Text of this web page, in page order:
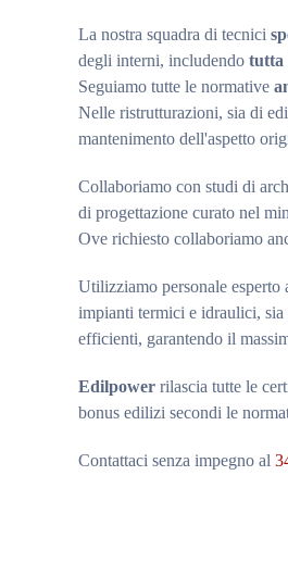
La nostra squadra di tecnici
degli interni, includendo tutta
Seguiamo tutte le normative
Nelle ristrutturazioni, sia di
mantenimento dell'aspetto
Collaboriamo con studi di
di progettazione curato nel
Ove richiesto collaboriamo
Utilizziamo personale esperto
impianti termici e idraulici,
efficienti, garantendo il
Edilpower rilascia tutte le
bonus edilizi secondi le
Contattaci senza impegno al